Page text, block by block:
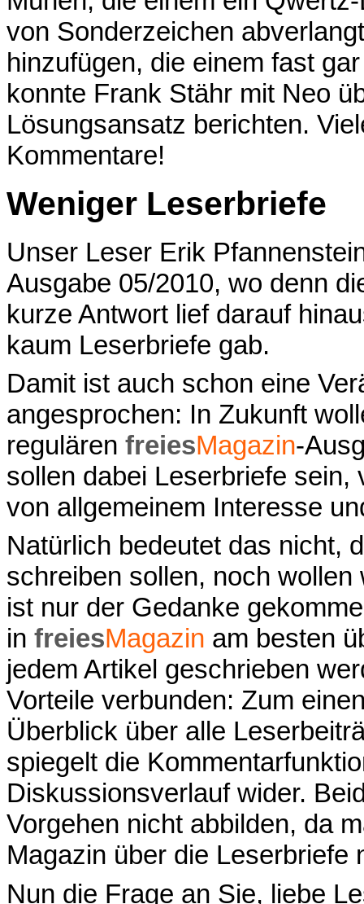
von Sonderzeichen
hinzufügen, die einem fast
konnte Frank Stähr mit Neo
Lösungsansatz berichten.
Kommentare!
Weniger Leserbriefe
Unser Leser Erik
Ausgabe 05/2010, wo denn
kurze Antwort lief darauf
kaum Leserbriefe gab.
Damit ist auch schon eine
angesprochen: In Zukunft
regulären freiesMagazin-
sollen dabei Leserbriefe
von allgemeinem Interesse
Natürlich bedeutet das nicht,
schreiben sollen, noch
ist nur der Gedanke
in freiesMagazin am besten
jedem Artikel geschrieben
Vorteile verbunden: Zum
Überblick über alle
spiegelt die
Diskussionsverlauf wider.
Vorgehen nicht abbilden, da
Magazin über die Leserbriefe
Nun die Frage an Sie, liebe